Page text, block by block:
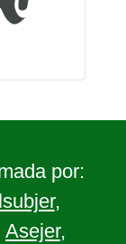
por:
,
Asejer,